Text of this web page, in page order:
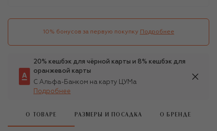
10% бонусов за первую покупку Подробнее
20% кешбэк для чёрной карты и 8% кешбэк для
оранжевой карты
С Альфа-Банком на карту ЦУМа
Подробнее
О ТОВАРЕ РАЗМЕРЫ И ПОСАДКА О БРЕНДЕ